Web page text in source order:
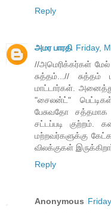
Reply
அமர பாரதி Friday,
//அமெரிக்கர்கள்
சுத்தம்...//
மாட்டார்கள். அனைத்து
"சைலன்ட்"
பேசுவதோ
சட்டப்படி குற்றம்.
மற்றவர்களுக்கு
விலக்குகள்
Reply
Anonymous